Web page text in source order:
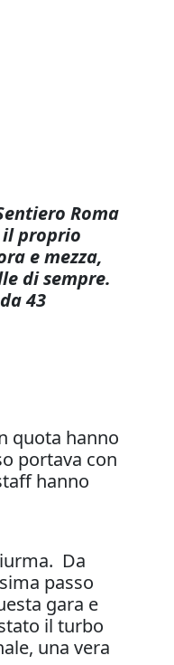
Roma
proprio
e mezza,
di sempre.
43
quota hanno
portava con
hanno
Da
passo
gara e
il turbo
una vera